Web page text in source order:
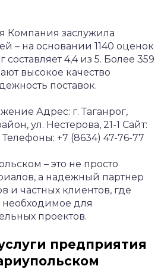
Компания заслужила
– на основании 1140 оценок
4,4 из 5. Более 359
высокое качество
поставок.
Адрес: г. Таганрог,
ул. Нестерова, 21-1 Сайт:
Телефоны: +7 (8634) 47-76-77
– это не просто
а надежный партнер
и частных клиентов, где
для
проектов.
предприятия